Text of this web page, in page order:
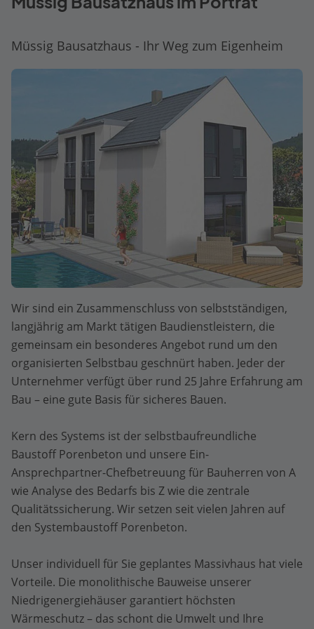
Müssig Bausatzhaus - Ihr Weg zum Eigenheim
Wir sind ein Zusammenschluss von selbstständigen,
langjährig am Markt tätigen Baudienstleistern, die
gemeinsam ein besonderes Angebot rund um den
organisierten Selbstbau geschnürt haben. Jeder der
Unternehmer verfügt über rund 25 Jahre Erfahrung am
Bau – eine gute Basis für sicheres Bauen.
Kern des Systems ist der selbstbaufreundliche
Baustoff Porenbeton und unsere Ein-
Ansprechpartner-Chefbetreuung für Bauherren von A
wie Analyse des Bedarfs bis Z wie die zentrale
Qualitätssicherung. Wir setzen seit vielen Jahren auf
den Systembaustoff Porenbeton.
Unser individuell für Sie geplantes Massivhaus hat viele
Vorteile. Die monolithische Bauweise unserer
Niedrigenergiehäuser garantiert höchsten
Wärmeschutz – das schont die Umwelt und Ihre